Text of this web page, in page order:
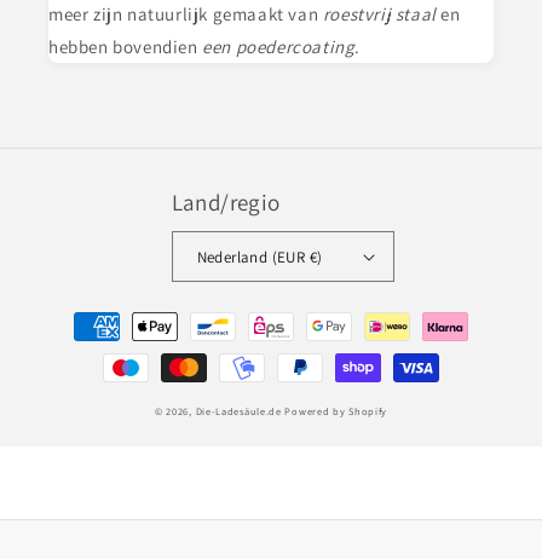
meer zijn natuurlijk gemaakt van roestvrij staalen
hebben bovendien een poedercoating.
Land/regio
Nederland (EUR €)
Betaalmethoden
© 2026, Die-Ladesäule.de Powered by Shopify